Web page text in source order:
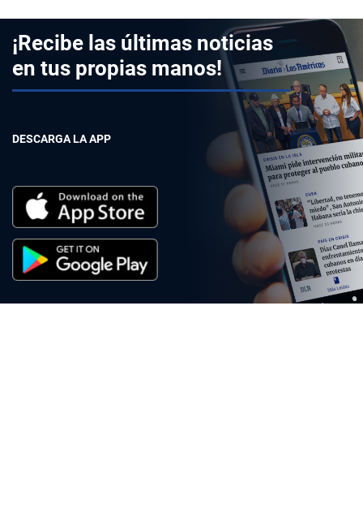
¡Recibe las últimas noticias
en tus propias manos!
DESCARGA LA APP